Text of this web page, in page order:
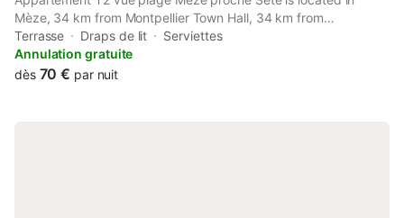
Mèze, 34 km from Montpellier Town Hall, 34 km from
Montpellier Cathedral of Saint Peter, and 35 km from La Mosson
Stadium. This beachfront property offers access to a balcony.
Terrasse Draps de lit
Serviettes
Annulation gratuite
dès 70 € par nuit